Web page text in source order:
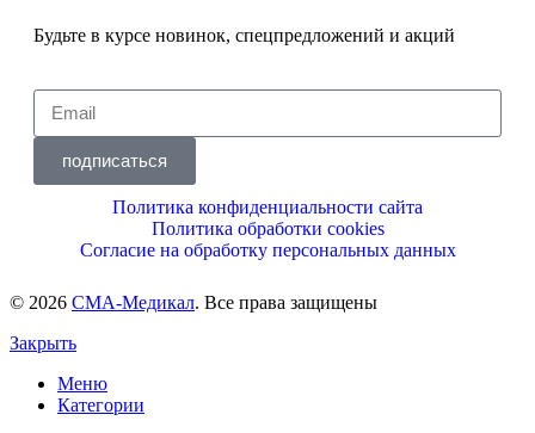
Будьте в курсе новинок, спецпредложений и акций
подписаться
Политика конфиденциальности сайта
Политика обработки cookies
Согласие на обработку персональных данных
© 2026 СМА-Медикал. Все права защищены
Закрыть
Меню
Категории